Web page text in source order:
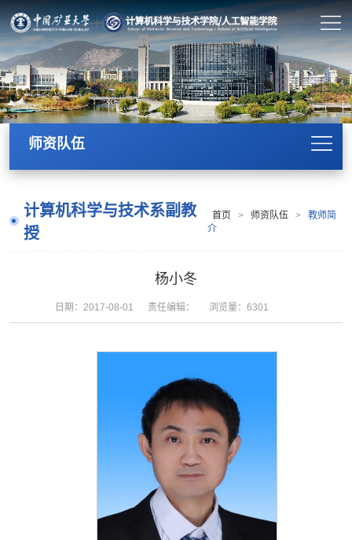
师资队伍
计算机科学与技术系副教
授
首页 > 师资队伍 >
教师简
介
杨小冬
日期：2017-08-01 责任编辑： 浏览量： 6301